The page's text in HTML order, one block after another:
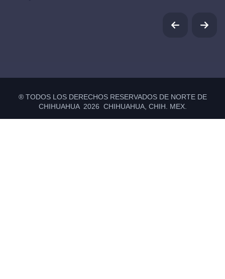
® TODOS LOS DERECHOS RESERVADOS DE NORTE DE
CHIHUAHUA 2026 CHIHUAHUA, CHIH. MEX.